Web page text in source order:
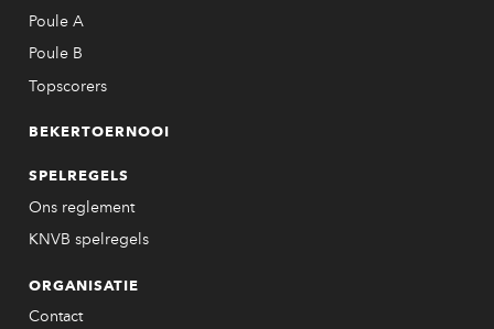
Poule A
Poule B
Topscorers
BEKERTOERNOOI
SPELREGELS
Ons reglement
KNVB spelregels
ORGANISATIE
Contact